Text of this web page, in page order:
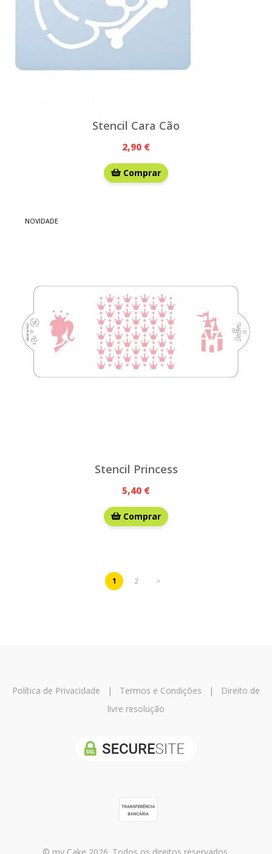
Stencil Cara Cão
2,90 €
Comprar
NOVIDADE
Stencil Princess
5,40 €
Comprar
1 2 >
Política de Privacidade | Termos e Condições |
Direito de
livre resolução
© my Cake 2026. Todos os direitos reservados.